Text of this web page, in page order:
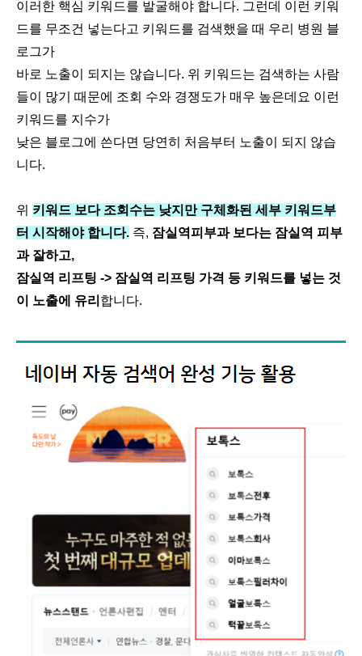
이러한 핵심 키워드를 발굴해야 합니다. 그런데 이런 키워
드를 무조건 넣는다고 키워드를 검색했을 때 우리 병원 블
로그가
바로 노출이 되지는 않습니다. 위 키워드는 검색하는 사람
들이 많기 때문에 조회 수와 경쟁도가 매우 높은데요 이런
키워드를 지수가
낮은 블로그에 쓴다면 당연히 처음부터 노출이 되지 않습
니다.
위 키워드 보다 조회수는 낮지만 구체화된 세부 키워드부
터 시작해야 합니다. 즉, 잠실역피부과 보다는 잠실역 피부
과 잘하고,
잠실역 리프팅 -> 잠실역 리프팅 가격 등 키워드를 넣는 것
이 노출에 유리 합니다.